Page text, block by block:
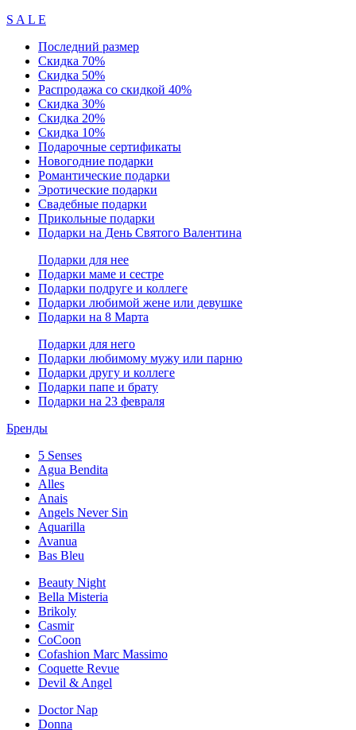
S A L E
Последний размер
Скидка 70%
Скидка 50%
Распродажа со скидкой 40%
Скидка 30%
Скидка 20%
Скидка 10%
Подарочные сертификаты
Новогодние подарки
Романтические подарки
Эротические подарки
Свадебные подарки
Прикольные подарки
Подарки на День Святого Валентина
Подарки для нее
Подарки маме и сестре
Подарки подруге и коллеге
Подарки любимой жене или девушке
Подарки на 8 Марта
Подарки для него
Подарки любимому мужу или парню
Подарки другу и коллеге
Подарки папе и брату
Подарки на 23 февраля
Бренды
5 Senses
Agua Bendita
Alles
Anais
Angels Never Sin
Aquarilla
Avanua
Bas Bleu
Beauty Night
Bella Misteria
Brikoly
Casmir
CoCoon
Cofashion Marc Massimo
Coquette Revue
Devil & Angel
Doctor Nap
Donna